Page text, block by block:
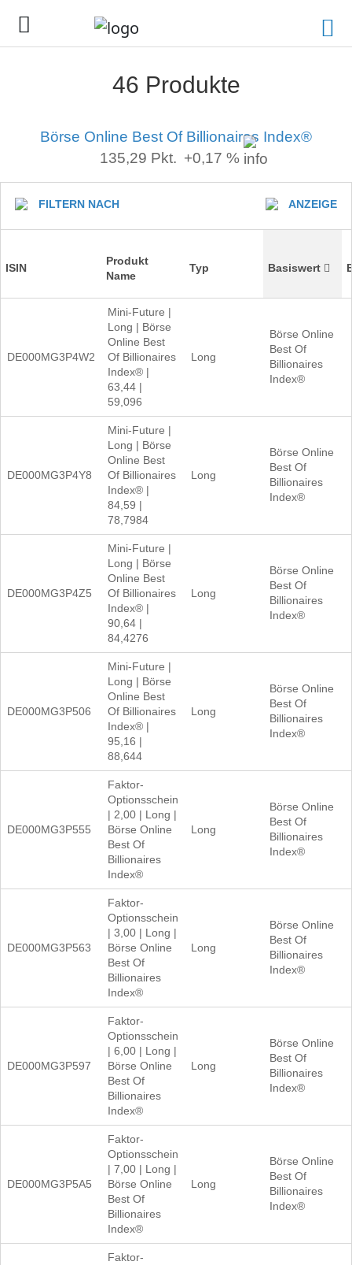
46 Produkte
Börse Online Best Of Billionaires Index®
135,29 Pkt. +0,17 %
FILTERN NACH ANZEIGE
ISIN
Produkt
Name
Typ Basiswert
DE000MG3P4W2
Mini-Future |
Long | Börse
Online Best
Of Billionaires
Index® |
63,44 |
59,096
Long
Börse Online
Best Of
Billionaires
Index®
DE000MG3P4Y8
Mini-Future |
Long | Börse
Online Best
Of Billionaires
Index® |
84,59 |
78,7984
Long
Börse Online
Best Of
Billionaires
Index®
DE000MG3P4Z5
Mini-Future |
Long | Börse
Online Best
Of Billionaires
Index® |
90,64 |
84,4276
Long
Börse Online
Best Of
Billionaires
Index®
DE000MG3P506
Mini-Future |
Long | Börse
Online Best
Of Billionaires
Index® |
95,16 |
88,644
Long
Börse Online
Best Of
Billionaires
Index®
DE000MG3P555
Faktor-
Optionsschein
| 2,00 | Long |
Börse Online
Best Of
Billionaires
Index®
Long
Börse Online
Best Of
Billionaires
Index®
DE000MG3P563
Faktor-
Optionsschein
| 3,00 | Long |
Börse Online
Best Of
Billionaires
Index®
Long
Börse Online
Best Of
Billionaires
Index®
DE000MG3P597
Faktor-
Optionsschein
| 6,00 | Long |
Börse Online
Best Of
Billionaires
Index®
Long
Börse Online
Best Of
Billionaires
Index®
DE000MG3P5A5
Faktor-
Optionsschein
| 7,00 | Long |
Börse Online
Best Of
Billionaires
Index®
Long
Börse Online
Best Of
Billionaires
Index®
Faktor-